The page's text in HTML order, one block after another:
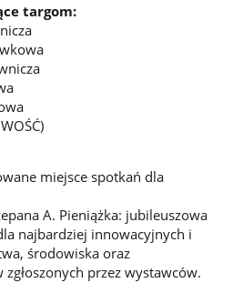
targom:
miejsce spotkań dla
A. Pieniążka: jubileuszowa
najbardziej innowacyjnych i
środowiska oraz
przez wystawców.